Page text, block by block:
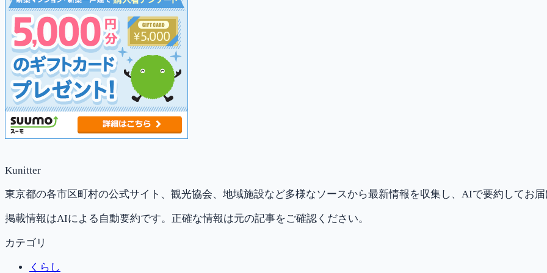
Kunitter
東京都の各市区町村の公式サイト、観光協会、地域施設など多様なソースから最新情報を収集し、AIで要約してお届
掲載情報はAIによる自動要約です。正確な情報は元の記事をご確認ください。
カテゴリ
くらし